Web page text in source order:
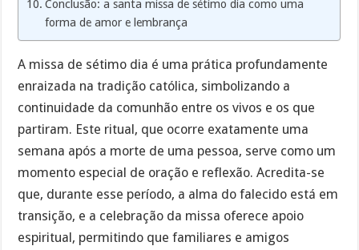
Conclusão: a santa missa de sétimo dia como uma
forma de amor e lembrança
A missa de sétimo dia é uma prática profundamente
enraizada na tradição católica, simbolizando a
continuidade da comunhão entre os vivos e os que
partiram. Este ritual, que ocorre exatamente uma
semana após a morte de uma pessoa, serve como um
momento especial de oração e reflexão. Acredita-se
que, durante esse período, a alma do falecido está em
transição, e a celebração da missa oferece apoio
espiritual, permitindo que familiares e amigos